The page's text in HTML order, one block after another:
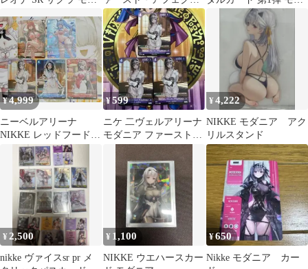
ョン
¥4,999
ニーベルアリーナ
NIKKE レッドフード
ヘルム モダニア イサベ
ル バイパー
¥599
ニケ 二ヴェルアリーナ
モダニア ファースト・
アフェクション SR 3枚
¥4,222
NIKKE モダニア アク
リルスタンド
¥ 2,500
nikke ヴァイスsr pr メ
¥ 1,100
NIKKE ウエハースカー
¥650
Nikke モダニア カー